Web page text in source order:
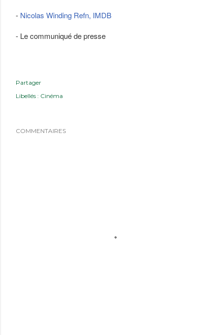
- Nicolas Winding Refn, IMDB
- Le communiqué de presse
Partager
Libellés : Cinéma
COMMENTAIRES